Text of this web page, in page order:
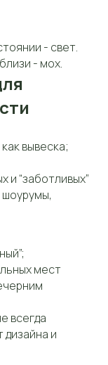
- свет.
- мох.
вывеска;
и “заботливых”
мест
всегда
дизайна и